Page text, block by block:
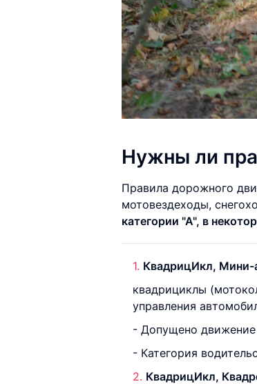
Нужны ли
Правила дорожного
мотовездеходы,
категории "А", в
КвадрицИкл, Мини-
квадрициклы
управления
- Допущено движение
- Категория
КвадрицИкл,